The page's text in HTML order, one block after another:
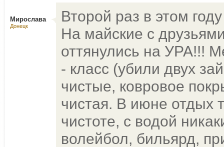
Мирослава
Донецк
Второй раз в этом
На майские с
оттянулись на УРА!!!
- класс (убили двух
чистые, ковровое
чистая. В июне отдых
чистоте, с водой
волейбол, бильярд,